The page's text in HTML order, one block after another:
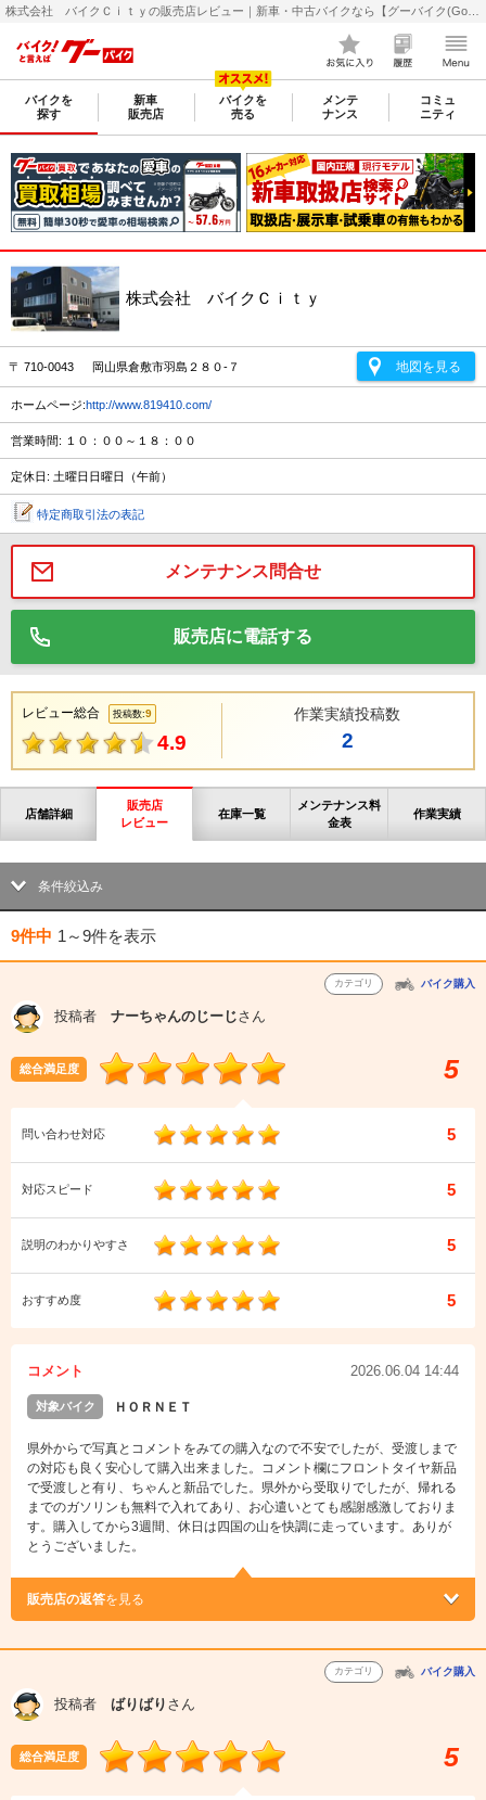
バイクを
探す
新車
販売店
バイクを
売る
メンテ
ナンス
コミュ
ニティ
株式会社 バイクＣｉｔｙ
〒 710-0043 岡山県倉敷市羽島２８０-７ 地図を見る
ホームページ:http://www.819410.com/
営業時間: １０：００～１８：００
定休日: 土曜日日曜日（午前）
特定商取引法の表記
メンテナンス問合せ
販売店に電話する
レビュー総合 投稿数:9
4.9
作業実績投稿数
2
店舗詳細
販売店
レビュー
在庫一覧
メンテナンス料
金表
作業実績
条件絞込み
9件中 1～9件を表示
カテゴリ バイク購入
投稿者 ナーちゃんのじーじさん
総合満足度 5
問い合わせ対応 5
対応スピード 5
説明のわかりやすさ 5
おすすめ度 5
コメント 2026.06.04 14:44
対象バイク ＨＯＲＮＥＴ
県外からで写真とコメントをみての購入なので不安でしたが、受渡しまで
の対応も良く安心して購入出来ました。コメント欄にフロントタイヤ新品
で受渡しと有り、ちゃんと新品でした。県外から受取りでしたが、帰れる
までのガソリンも無料で入れてあり、お心遣いとても感謝感激しておりま
す。購入してから3週間、休日は四国の山を快調に走っています。ありが
とうございました。
販売店の返答を見る
カテゴリ バイク購入
投稿者 ばりばり さん
総合満足度 5